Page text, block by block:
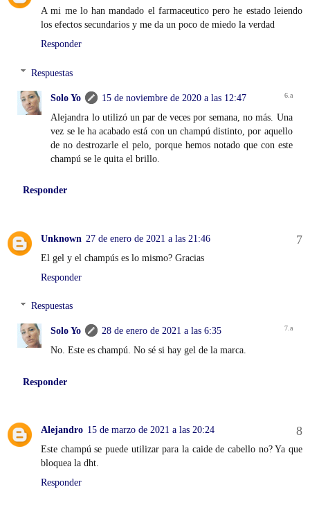
A mi me lo han mandado el farmaceutico pero he estado leiendo
los efectos secundarios y me da un poco de miedo la verdad
Responder
Respuestas
Solo Yo
15 de noviembre de 2020 a las 12:47
Alejandra lo utilizó un par de veces por semana, no más. Una
vez se le ha acabado está con un champú distinto, por aquello
de no destrozarle el pelo, porque hemos notado que con este
champú se le quita el brillo.
Responder
Unknown 27 de enero de 2021 a las 21:46
El gel y el champús es lo mismo? Gracias
Responder
Respuestas
Solo Yo
28 de enero de 2021 a las 6:35
No. Este es champú. No sé si hay gel de la marca.
Responder
Alejandro 15 de marzo de 2021 a las 20:24
Este champú se puede utilizar para la caide de cabello no? Ya que
bloquea la dht.
Responder